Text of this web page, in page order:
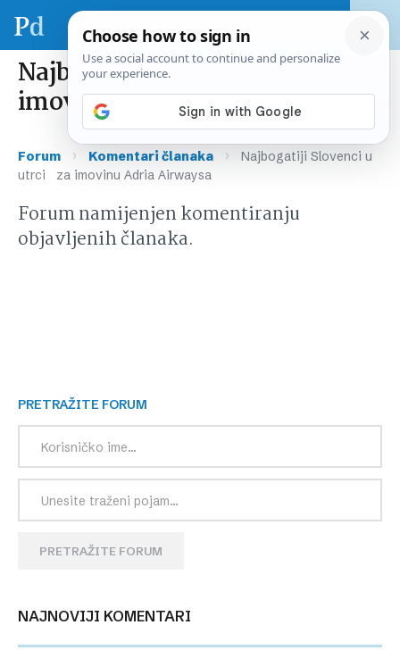
Najbogatiji Slovenci u utrci za
imovinu Adria Airwaysa
Forum › Komentari članaka ›
Najbogatiji Slovenci u
utrci za imovinu Adria Airwaysa
Forum namijenjen komentiranju
objavljenih članaka.
PRETRAŽITE FORUM
PRETRAŽITE FORUM
NAJNOVIJI KOMENTARI